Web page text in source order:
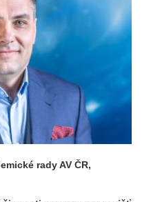
rady AV ČR,